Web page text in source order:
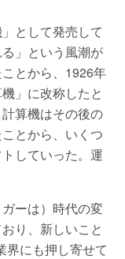
として発売して
」という風潮が
とから、1926年
」に改称したと
算機はその後の
とから、いくつ
していった。運
ーは）時代の変
り、新しいこと
界にも押し寄せて